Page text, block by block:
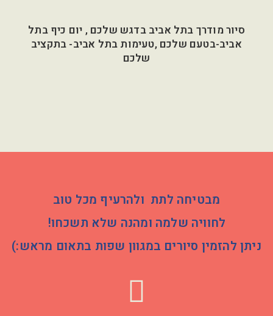
סיור מודרך בתל אביב בדגש שלכם , יום כיף בתל
אביב-בטעם שלכם ,טעימות בתל אביב- בתקציב
שלכם
מבטיחה לתת ולהרעיף מכל טוב
לחוויה שלמה ומהנה שלא תשכחו!
ניתן להזמין סיורים במגוון שפות בתאום מראש:)